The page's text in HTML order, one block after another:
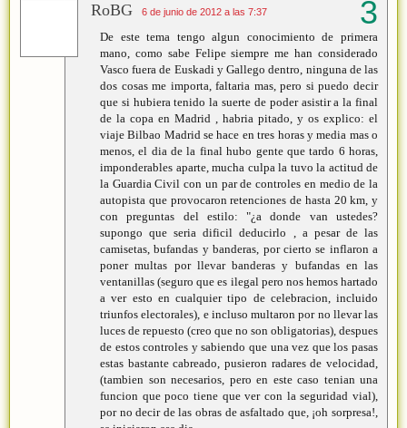
RoBG 6 de junio de 2012 a las 7:37
De este tema tengo algun conocimiento de primera
mano, como sabe Felipe siempre me han considerado
Vasco fuera de Euskadi y Gallego dentro, ninguna de las
dos cosas me importa, faltaria mas, pero si puedo decir
que si hubiera tenido la suerte de poder asistir a la final
de la copa en Madrid , habria pitado, y os explico: el
viaje Bilbao Madrid se hace en tres horas y media mas o
menos, el dia de la final hubo gente que tardo 6 horas,
imponderables aparte, mucha culpa la tuvo la actitud de
la Guardia Civil con un par de controles en medio de la
autopista que provocaron retenciones de hasta 20 km, y
con preguntas del estilo: "¿a donde van ustedes?
supongo que seria dificil deducirlo , a pesar de las
camisetas, bufandas y banderas, por cierto se inflaron a
poner multas por llevar banderas y bufandas en las
ventanillas (seguro que es ilegal pero nos hemos hartado
a ver esto en cualquier tipo de celebracion, incluido
triunfos electorales), e incluso multaron por no llevar las
luces de repuesto (creo que no son obligatorias), despues
de estos controles y sabiendo que una vez que los pasas
estas bastante cabreado, pusieron radares de velocidad,
(tambien son necesarios, pero en este caso tenian una
funcion que poco tiene que ver con la seguridad vial),
por no decir de las obras de asfaltado que, ¡oh sorpresa!,